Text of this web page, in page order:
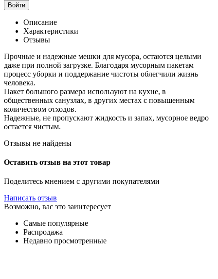
Войти
Описание
Характеристики
Отзывы
Прочные и надежные мешки для мусора, остаются целыми
даже при полной загрузке. Благодаря мусорным пакетам
процесс уборки и поддержание чистоты облегчили жизнь
человека.
Пакет большого размера используют на кухне, в
общественных санузлах, в других местах с повышенным
количеством отходов.
Надежные, не пропускают жидкость и запах, мусорное ведро
остается чистым.
Отзывы не найдены
Оставить отзыв на этот товар
Поделитесь мнением с другими покупателями
Написать отзыв
Возможно, вас это заинтересует
Самые популярные
Распродажа
Недавно просмотренные